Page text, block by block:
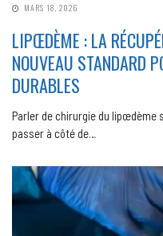
MARS 18, 2026
LIPŒDÈME : LA
NOUVEAU STANDARD
DURABLES
Parler de chirurgie du lipœdème
passer à côté de…